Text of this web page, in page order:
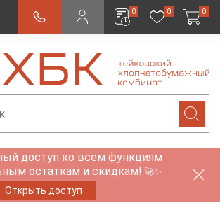
0 0 0
доступ ко всем функциям
остаткам и скидкам! 🚀✨
Открыть доступ